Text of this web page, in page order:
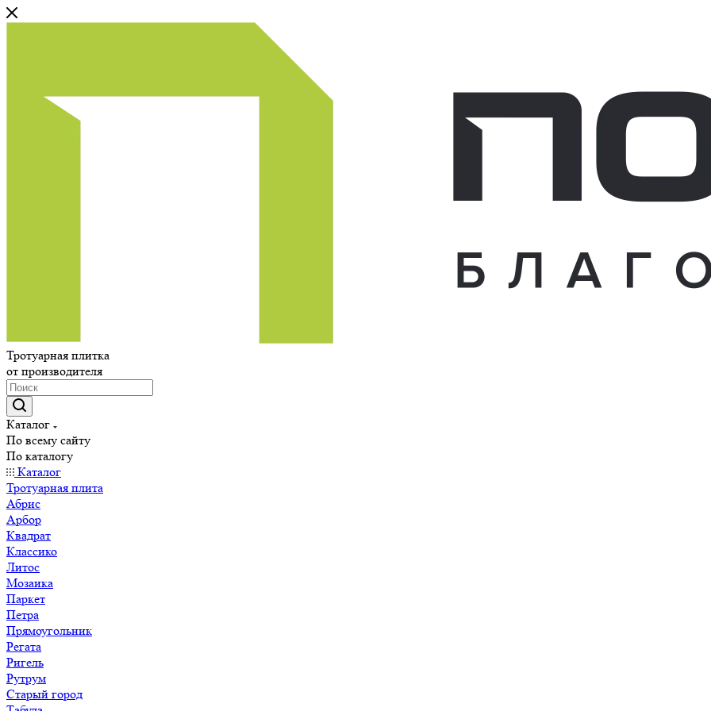
Тротуарная плитка
от производителя
Каталог
По всему сайту
По каталогу
Каталог
Тротуарная плита
Абрис
Арбор
Квадрат
Классико
Литос
Мозаика
Паркет
Петра
Прямоугольник
Регата
Ригель
Рутрум
Старый город